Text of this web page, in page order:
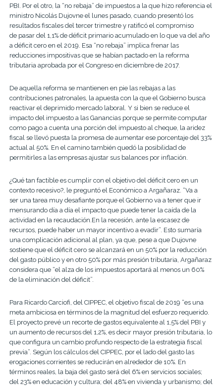
PBI. Por el otro, la “no rebaja” de impuestos a la que hizo referencia el
ministro Nicolás Dujovne el lunes pasado, cuando presentó los
resultados fiscales del tercer trimestre y ratificó el compromiso
de pasar del 1,1% de déficit primario acumulado en lo que va del año
a déficit cero en el 2019. Esa “no rebaja” implica frenar las
reducciones impositivas que se habían pactado en la reforma
tributaria aprobada por el Congreso en diciembre de 2017.
De aquella reforma se mantienen en pie las rebajas a las
contribuciones patronales, la apuesta con la que el Gobierno busca
reactivar el deprimido mercado laboral. Y si bien se reduce el
impacto del impuesto a las Ganancias porque se permite computar
como pago a cuenta una porción del impuesto al cheque, la aridez
fiscal se llevó puesta la promesa de aumentar ese porcentaje del 33%
actual al 50%. En el camino también quedó la posibilidad de
permitirles a las empresas ajustar sus balances por inflación.
¿Qué tan factible es cumplir con el objetivo del déficit cero en un
contexto recesivo?, le preguntó el Económico a Argañaraz. “Va a
ser una tarea muy desafiante porque el Gobierno va a tener que ir
mensurando día a día el impacto que puede tener la caída de la
actividad en la recaudación.En la recesión, ante la escasez de
recursos, puede haber un mayor incentivo a evadir”. Esto sumaría
una complicación adicional al plan, ya que, pese a que Dujovne
sostiene que el déficit cero se alcanzará en un 50% por la reducción
del gasto público y en otro 50% por más presión tributaria, Argañaraz
considera que “el alza de los impuestos aportará al menos un 60%
de la eliminación del déficit”.
Para Ricardo Carciofi, del CIPPEC, el objetivo fiscal de 2019 “es una
meta ambiciosa en términos de la magnitud del esfuerzo requerido.
El proyecto prevé un recorte de gastos equivalente al 1,5% del PBI y
un aumento de recursos del 1,2%, es decir mayor presión tributaria, lo
que configura un cambio profundo respecto de la estrategia fiscal
previa”. Según los cálculos del CIPPEC, por el lado del gasto las
erogaciones corrientes se reducirán en alrededor de 10%. En
términos reales, la baja del gasto será del 6% en servicios sociales;
del 23% en educación y cultura; del 48% en vivienda y urbanismo; del